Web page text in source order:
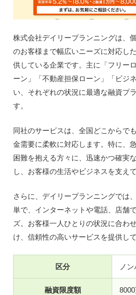
株式会社デイリープランニングは、
のお客様まで幅広いニーズに対応し
供している企業です。主に「フリー
ーン」「不動産担保ローン」「ビジ
い、それぞれの状況に最適な融資プ
す。
同社のサービスは、全国どこからで
金需要に柔軟に対応します。特に、
困難を抱える方々に、迅速かつ確実
し、お客様の生活やビジネスを支えて
さらに、デイリープランニングでは
単で、インターネットや電話、店舗
ズ。お客様一人ひとりの状況に合わ
け、信頼性の高いサービスを提供して
区分 ノ
融資限度額